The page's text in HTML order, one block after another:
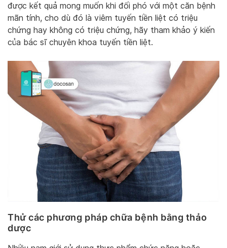
được kết quả mong muốn khi đối phó với một căn bệnh
mãn tính, cho dù đó là viêm tuyến tiền liệt có triệu
chứng hay không có triệu chứng, hãy tham khảo ý kiến ​​
của bác sĩ chuyên khoa tuyến tiền liệt.
Thử các phương pháp chữa bệnh bằng thảo
dược